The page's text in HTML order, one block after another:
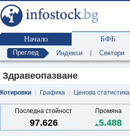
Начало БФБ
Преглед Индекси Сектори
Здравеопазване
Котировки Графика Ценова статистика
Последна стойност Промяна
97.626 5.488